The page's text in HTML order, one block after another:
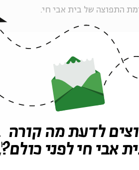
התפוצה של בית אבי חי.
נוספים בסדרה
לדעת מה קורה
אבי חי לפני כולם?